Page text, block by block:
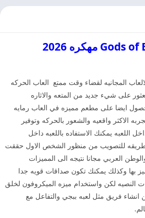
تحميل لعبه Gods of Boom مهكره 2026
المجانيه لقضاء وقت ممتع العاب الحركه
على شيء جديد من المتعه والاثاره
ايضا على مطعم مميزه في العاب رمايه
الاكثر واقعيه والشعور بالحركه وتوفير
اللعبه يمكنك الاستفاده باللعبه داخل
طريقه للتصويب من منظور الشخص الاول حققت
العربي مجانا نتيجه الى المميزات
بها وكذلك يمكنك تكون صداقات قويه جدا
النصيه لكن واستخدام ميزه الميكروفون لخلق
فريق مثل لعبه ببجي والتفاعل مع